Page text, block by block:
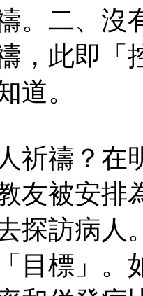
。二、沒
，此即「
道。
祈禱？在
友被安排
探訪病人
目標」。